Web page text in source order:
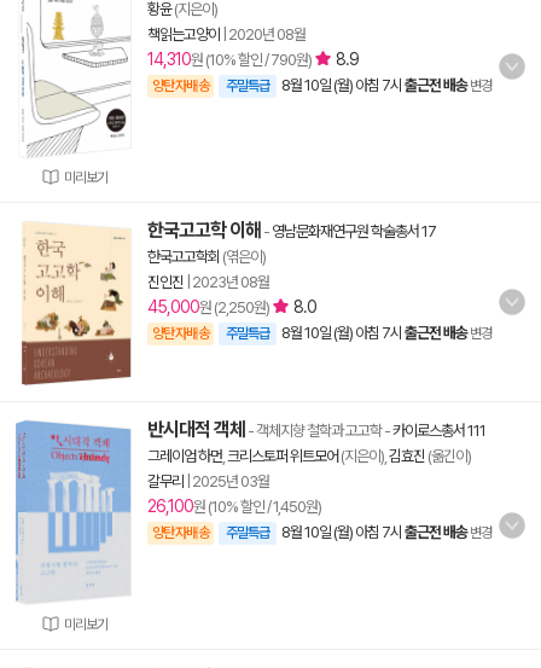
미리보기
황윤(지은이)
책읽는고양이
2020년 08월
14,310원 (10% 할인 / 790원) 8.9
양탄자배송 주말특급 8월 10일 (월) 아침 7시 출근전 배송 변경
한국고고학 이해 - 영남문화재연구원 학술총서 17
한국고고학회 (엮은이)
진인진 2023년 08월
45,000원 (2,250원) 8.0
양탄자배송 주말특급 8월 10일 (월) 아침 7시 출근전 배송 변경
미리보기
반시대적 객체 - 객체지향 철학과 고고학-카이로스총서 111
그레이엄 하먼 크리스토퍼 위트모어 (지은이), 김효진 (옮긴이)
갈무리
2025년 03월
26,100원 (10% 할인 / 1,450원)
양탄자배송 주말특급 8월 10일 (월) 아침 7시 출근전 배송 변경